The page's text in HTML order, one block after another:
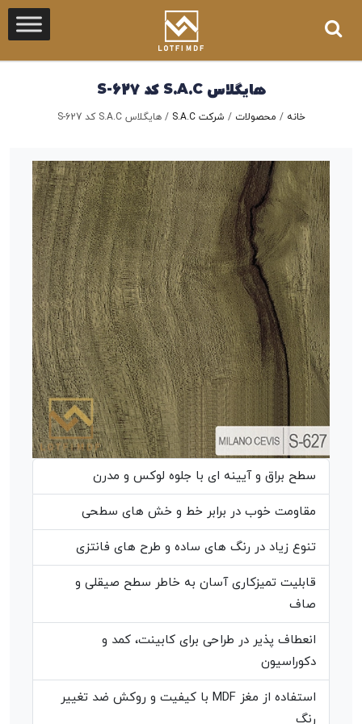
هایگلاس S.A.C کد S-627
خانه / محصولات / شرکت S.A.C /هایگلاس S.A.C کد S-627
سطح براق و آیینه ای با جلوه لوکس و مدرن
مقاومت خوب در برابر خط و خش های سطحی
تنوع زیاد در رنگ های ساده و طرح های فانتزی
قابلیت تمیزکاری آسان به خاطر سطح صیقلی و
صاف
انعطاف پذیر در طراحی برای کابینت، کمد و
دکوراسیون
استفاده از مغز MDF با کیفیت و روکش ضد تغییر
رنگ